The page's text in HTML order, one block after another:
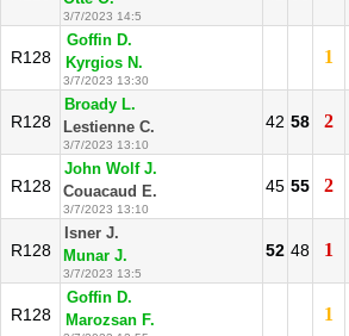
3/7/2023 14:5
R128
Goffin D.
Kyrgios N.
3/7/2023 13:30
1
R128
Broady L.
Lestienne C.
3/7/2023 13:10
42 58 2
R128
John Wolf J.
Couacaud E.
3/7/2023 13:10
45 55 2
R128
Isner J.
Munar J.
3/7/2023 13:5
52 48 1
R128
Goffin D.
Marozsan F.
1